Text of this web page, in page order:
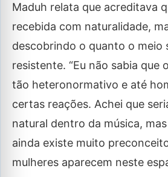
Maduh relata que acreditava
recebida com naturalidade,
descobrindo o quanto o meio
resistente. “Eu não sabia que
tão heteronormativo e até
certas reações. Achei que
natural dentro da música,
ainda existe muito
mulheres aparecem neste